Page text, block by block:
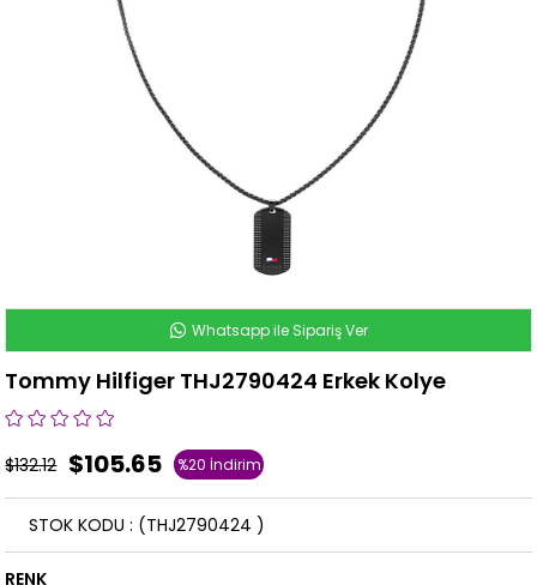
Whatsapp ile Sipariş Ver
Tommy Hilfiger THJ2790424 Erkek Kolye
$132.12 $105.65 %20 İndirim
(THJ2790424 )
STOK KODU
RENK